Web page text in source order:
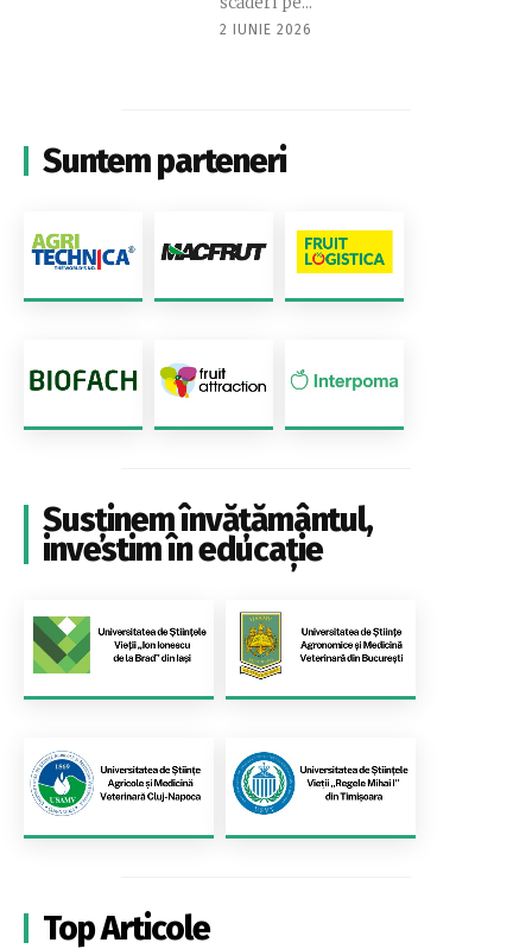
2 IUNIE 2026
Suntem parteneri
Susținem învățământul,
investim în educație
Top Articole